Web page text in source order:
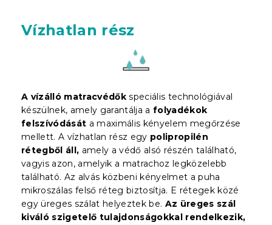
Vízhatlan rész
A vízálló matracvédők speciális technológiával
készülnek, amely garantálja a folyadékok
felszívódását a maximális kényelem megőrzése
mellett. A vízhatlan rész egy polipropilén
rétegből áll, amely a védő alsó részén található,
vagyis azon, amelyik a matrachoz legközelebb
található. Az alvás közbeni kényelmet a puha
mikroszálas felső réteg biztosítja. E rétegek közé
egy üreges szálat helyeztek be. Az üreges szál
kiváló szigetelő tulajdonságokkal rendelkezik,